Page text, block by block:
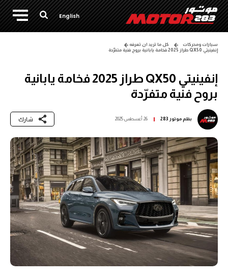
English
سيارات ومحركات
كل ما تريد ان تعرفه
إنفينيتي QX50 طراز 2025 فخامة يابانية بروح فنية متفرّدة
إنفينيتي QX50 طراز 2025 فخامة يابانية
بروح فنية متفرّدة
بقلمموتور 283 26 أغسطس 2025 شارك